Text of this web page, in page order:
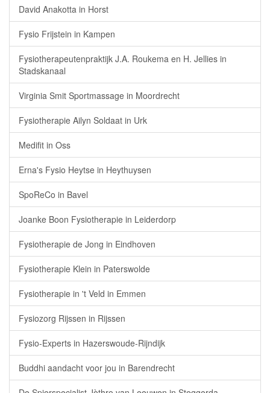
David Anakotta in Horst
Fysio Frijstein in Kampen
Fysiotherapeutenpraktijk J.A. Roukema en H. Jellies in
Stadskanaal
Virginia Smit Sportmassage in Moordrecht
Fysiotherapie Ailyn Soldaat in Urk
Medifit in Oss
Erna's Fysio Heytse in Heythuysen
SpoReCo in Bavel
Joanke Boon Fysiotherapie in Leiderdorp
Fysiotherapie de Jong in Eindhoven
Fysiotherapie Klein in Paterswolde
Fysiotherapie in 't Veld in Emmen
Fysiozorg Rijssen in Rijssen
Fysio-Experts in Hazerswoude-Rijndijk
Buddhi aandacht voor jou in Barendrecht